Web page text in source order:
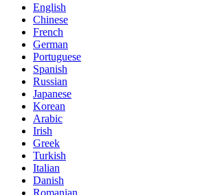
English
Chinese
French
German
Portuguese
Spanish
Russian
Japanese
Korean
Arabic
Irish
Greek
Turkish
Italian
Danish
Romanian